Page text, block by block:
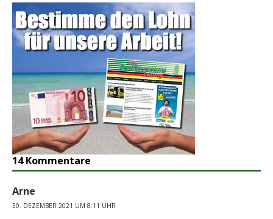
14 Kommentare
Arne
30. DEZEMBER 2021 UM 8:11 UHR